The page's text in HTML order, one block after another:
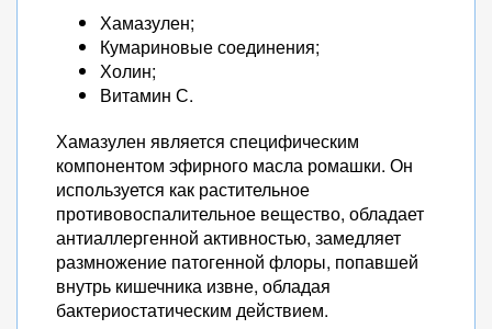
Хамазулен;
Кумариновые соединения;
Холин;
Витамин С.
Хамазулен является специфическим
компонентом эфирного масла ромашки. Он
используется как растительное
противовоспалительное вещество, обладает
антиаллергенной активностью, замедляет
размножение патогенной флоры, попавшей
внутрь кишечника извне, обладая
бактериостатическим действием.